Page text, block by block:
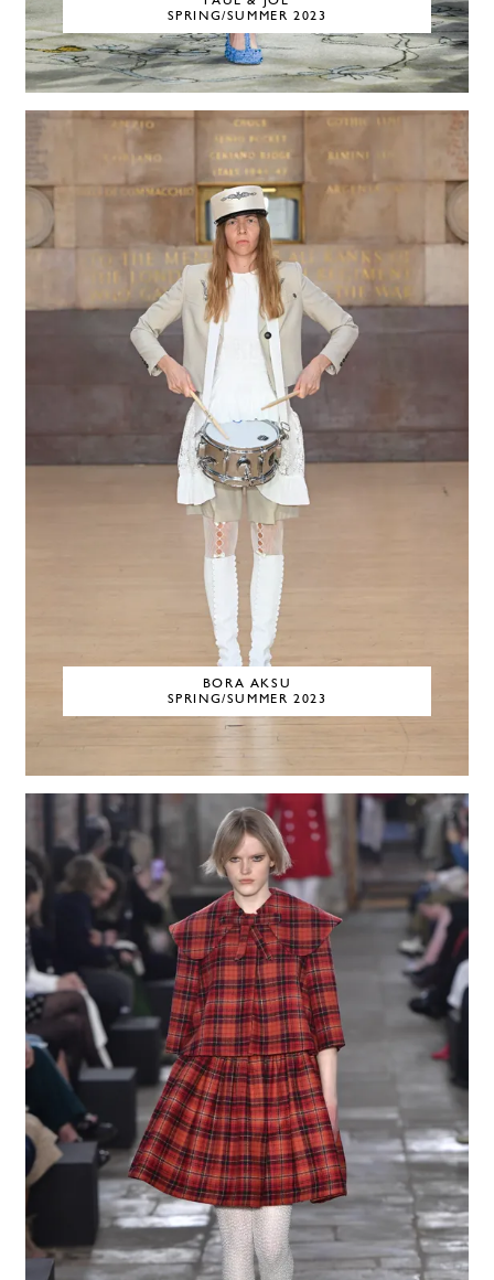
SPRING/SUMMER 2023
BORA AKSU
SPRING/SUMMER 2023